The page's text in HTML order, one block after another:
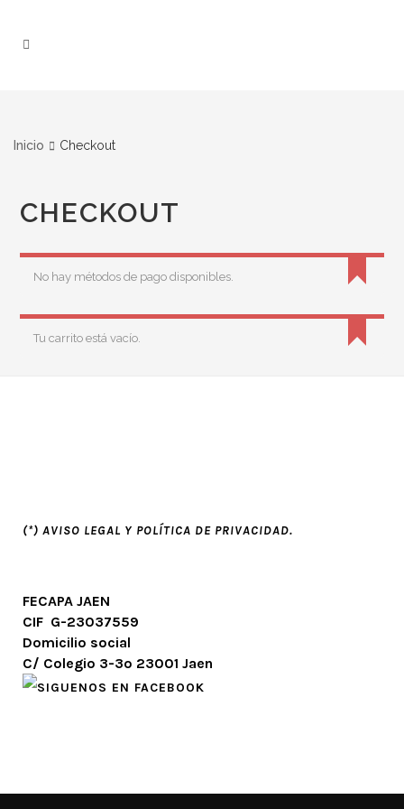
Inicio Checkout
CHECKOUT
No hay métodos de pago disponibles.
Tu carrito está vacío.
(*) AVISO LEGAL Y POLÍTICA DE PRIVACIDAD.
FECAPA JAEN
CIF G-23037559
Domicilio social
C/ Colegio 3-3º 23001 Jaen